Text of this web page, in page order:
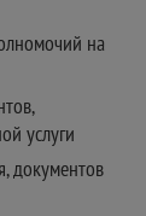
на
услуги
документов